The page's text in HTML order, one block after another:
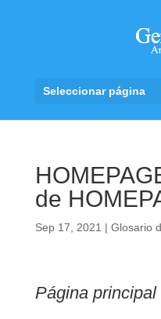
Seleccionar página
de
Sep 17, 2021 | Glosario
Página principal